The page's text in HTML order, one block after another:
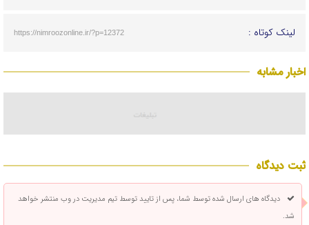
لینک کوتاه : https://nimroozonline.ir/?p=12372
اخبار مشابه
ثبت دیدگاه
دیدگاه های ارسال شده توسط شما، پس از تایید توسط تیم مدیریت در وب منتشر خواهد
شد.